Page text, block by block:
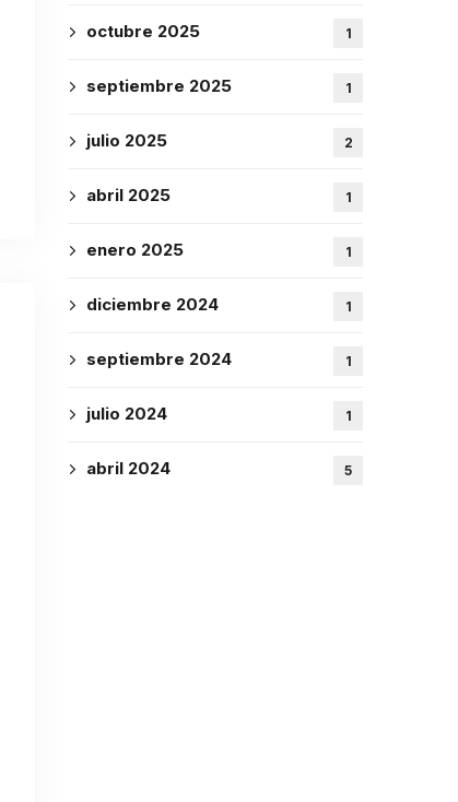
octubre 2025 1
septiembre 2025 1
julio 2025 2
abril 2025 1
enero 2025 1
diciembre 2024 1
septiembre 2024 1
julio 2024 1
abril 2024 5